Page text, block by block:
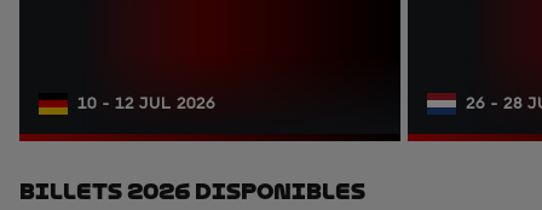
10 - 12 JUL 2026 26 - 28
Billets 2026 Disponibles